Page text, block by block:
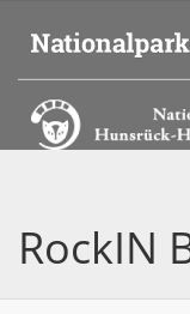
RockIN